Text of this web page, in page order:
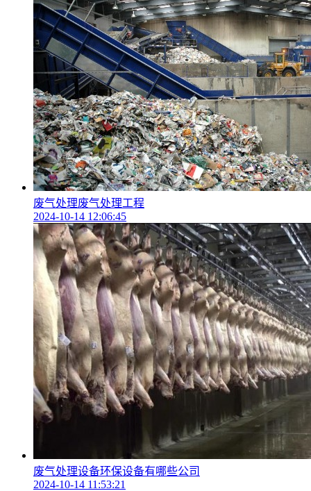
废气处理废气处理工程
2024-10-14 12:06:45
废气处理设备环保设备有哪些公司
2024-10-14 11:53:21